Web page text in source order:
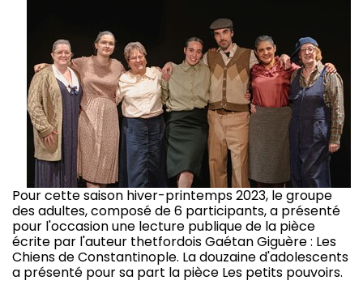
Pour cette saison hiver-printemps 2023, le groupe
des adultes, composé de 6 participants, a présenté
pour l'occasion une lecture publique de la pièce
écrite par l'auteur thetfordois Gaétan Giguère : Les
Chiens de Constantinople. La douzaine d'adolescents
a présenté pour sa part la pièce Les petits pouvoirs.